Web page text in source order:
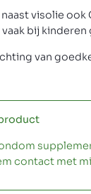
visolie ook
bij
van
contact met